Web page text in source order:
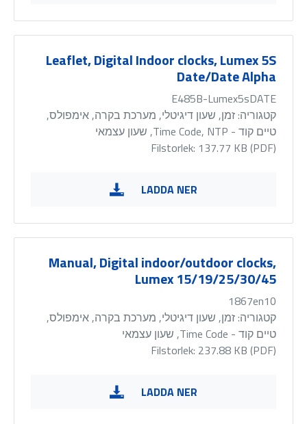
Leaflet, Digital Indoor clocks, Lumex 5S
Date/Date Alpha
E485B-Lumex5sDATE
קטגוריה:זמן, שעון דיגיטלי, מערכת בקרה, אימפולס,
טיים קוד - Time Code, NTP, שעון עצמאי
Filstorlek: 137.77 KB (PDF)
LADDA NER
Manual, Digital indoor/outdoor clocks,
Lumex 15/19/25/30/45
1867en10
קטגוריה:זמן, שעון דיגיטלי, מערכת בקרה, אימפולס,
טיים קוד - Time Code, שעון עצמאי
Filstorlek: 237.88 KB (PDF)
LADDA NER